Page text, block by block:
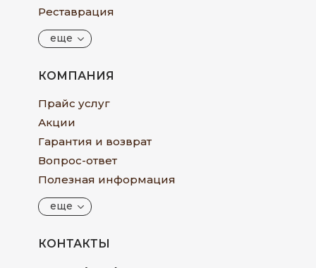
Реставрация
еще
КОМПАНИЯ
Прайс услуг
Акции
Гарантия и возврат
Вопрос-ответ
Полезная информация
еще
КОНТАКТЫ